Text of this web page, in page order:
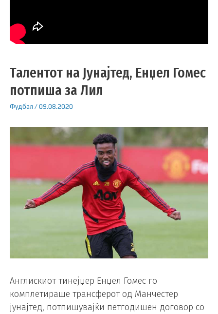
Талентот на Јунајтед, Енџел Гомес
потпиша за Лил
Фудбал /09.08.2020
Англискиот тинејџер Енџел Гомес го
комплетираше трансферот од Манчестер
јунајтед, потпишувајќи петгодишен договор со